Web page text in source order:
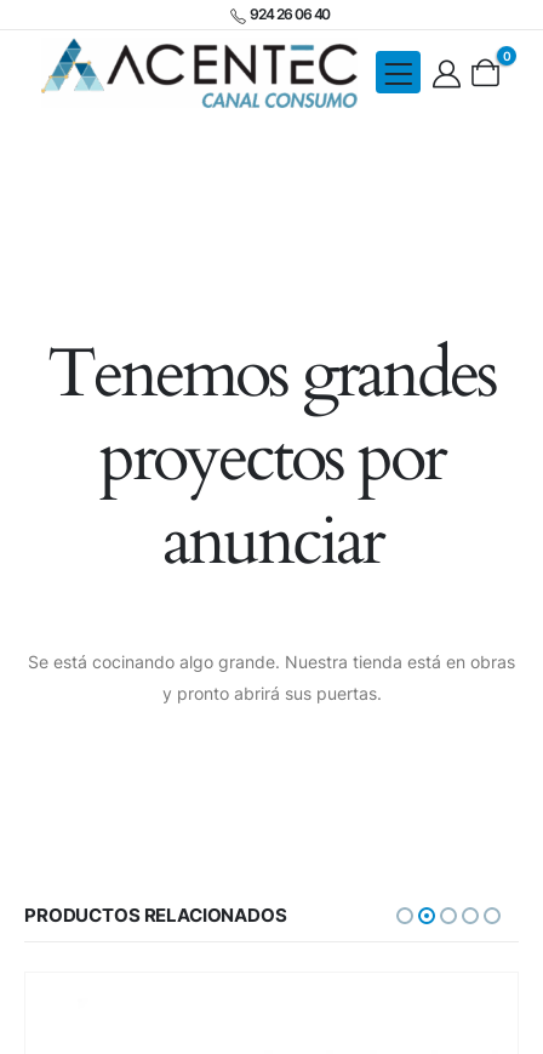
924 26 06 40
0
Tenemos grandes
proyectos por
anunciar
Se está cocinando algo grande. Nuestra tienda está en obras
y pronto abrirá sus puertas.
PRODUCTOS RELACIONADOS